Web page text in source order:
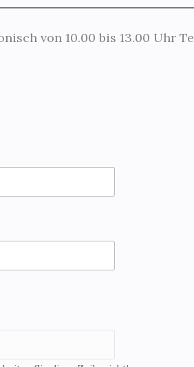
von 10.00 bis 13.00 Uhr